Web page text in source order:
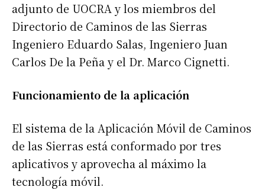
adjunto de UOCRA y los miembros del
Directorio de Caminos de las Sierras
Ingeniero Eduardo Salas, Ingeniero Juan
Carlos De la Peña y el Dr. Marco Cignetti.
Funcionamiento de la aplicación
El sistema de la Aplicación Móvil de Caminos
de las Sierras está conformado por tres
aplicativos y aprovecha al máximo la
tecnología móvil.